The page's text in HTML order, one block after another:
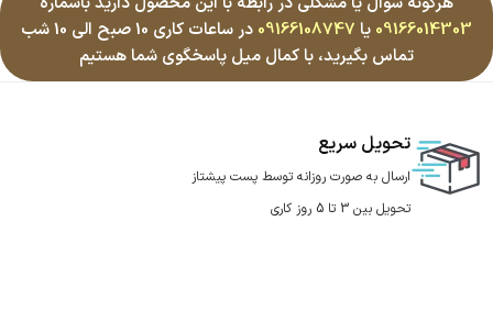
09166014303 یا 09166108747
در ساعات کاری 10 صبح الی 10 شب
تماس بگیرید، با کمال میل پاسخگوی شما هستیم
تحویل سریع
ارسال به صورت روزانه توسط پست پیشتاز
تحویل بین 3 تا 5 روز کاری